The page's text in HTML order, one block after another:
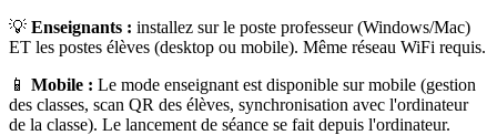
💡 Enseignants : installez sur le poste professeur (Windows/Mac)
ET les postes élèves (desktop ou mobile). Même réseau WiFi requis.
📱 Mobile : Le mode enseignant est disponible sur mobile (gestion
des classes, scan QR des élèves, synchronisation avec l'ordinateur
de la classe). Le lancement de séance se fait depuis l'ordinateur.